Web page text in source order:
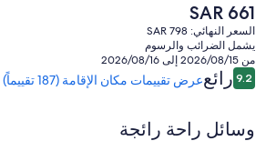
السعر
الحالي
هو
SAR
661
SAR 661
السعر النهائي: SAR 798
يشمل الضرائب والرسوم
من 2026/08/15 إلى 2026/08/16
التقييمات
9.29.2 من 10رائععرض تقييمات مكان الإقامة (187 تقييماً)
وسائل راحة رائجة